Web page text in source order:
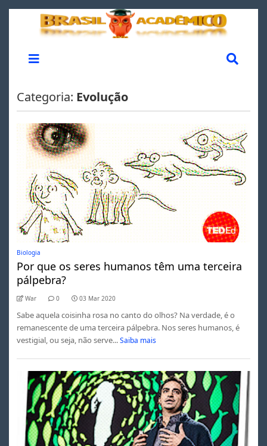
Categoria: Evolução
Biologia
Por que os seres humanos têm uma terceira
pálpebra?
War 0 03 Mar 2020
Sabe aquela coisinha rosa no canto do olhos? Na verdade, é o
remanescente de uma terceira pálpebra. Nos seres humanos, é
vestigial, ou seja, não serve... Saiba mais